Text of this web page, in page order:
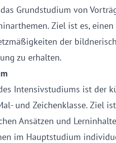
Grundstudium von
Ziel ist es,
der
zu erhalten.
Intensivstudiums ist der
und Zeichenklasse. Ziel
Ansätzen und
im Hauptstudium